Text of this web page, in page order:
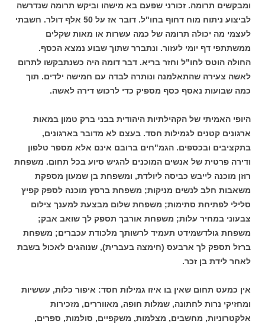
ומבקשים תרומה. זכורני שפעם בא מישהו וביקש תרומה שנדרשה
לביצוע ניתוח מוח דחוף בחו"ל. דובר אז על 50 אלף דולר. חשבתי
לעצמי מה יכולה תרומה של כמה עשרות או מאות שקלים
ממשתתפי דף יומי לעזור. ונתברר שתוך שבוע נמצא הכסף.
החולה הוטס לחו"ל וחזר בריא. דבר דומה היה כשנתבקשו לתרום
לאשה צעירה שהתאלמנה ונותרה לבדה עם חמישה ילדים. תוך
כמה שבועות נאסף כסף מספיק כדי לרכוש דירה לאשה.
היופי האמיתי של הקהילתיות היהודית בבני ברק טמון במאות
ארגונים קטנים לגמילות חסד. בעצם לא מדובר בארגונים,
בתקציבים ובכספים. הגמ"חים ברובם אינם אלא מספר טלפון
ודירה פרטית של אנשים המוכנים להגיש סיוע בכל תחום. משפחת
רוזן מוכנה לייבש כביסה ליולדת, ומשפחת בן שמעון מספקת
משאבות חלב לנשים מניקות; משפחת ברסץ מוכנה לספק קפיץ
סלילי לפתיחת סתימות; משפחת שלום מבצעת למענך צילום
צבעוני במחיר עלות; משפחת אורבך תספק לך שואב אבק;
משפחת גולדשמידט תעמיד לרשותך מלכודת עכברים; משפחת
ברזל תספק לך ארבעס (חימצה בעברית), שנוהגים לאכול בשבת
לאחר לידת בן זכר.
אין כמעט תחום שאין בו איזו גמילות חסד: איפור כלות, עששיות
ומחזיקי נרות לחתונה, שמלות חופה, מאווררים, מזכירות
אלקטרוניות, מחשבים, מצלמות, משקפיים, סולמות, ספרים,